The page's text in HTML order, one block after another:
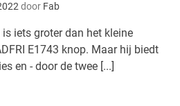
door Fab
is iets groter dan het kleine
E1743 knop. Maar hij biedt
en - door de twee [...]